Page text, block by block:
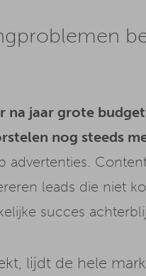
na jaar grote
nog steeds
advertenties.
leads die niet
succes
lijdt de hele